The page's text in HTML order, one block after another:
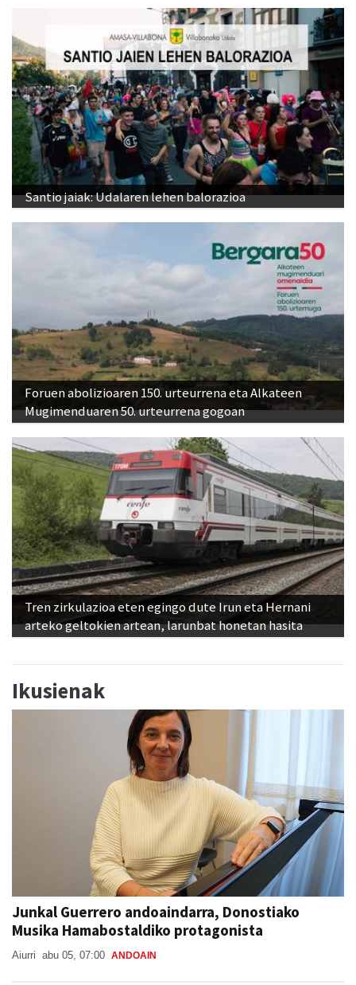
Santio jaiak: Udalaren lehen balorazioa
Foruen abolizioaren 150. urteurrena eta Alkateen
Mugimenduaren 50. urteurrena gogoan
Tren zirkulazioa eten egingo dute Irun eta Hernani
arteko geltokien artean, larunbat honetan hasita
Ikusienak
Junkal Guerrero andoaindarra, Donostiako
Musika Hamabostaldiko protagonista
Aiurri abu 05, 07:00 ANDOAIN